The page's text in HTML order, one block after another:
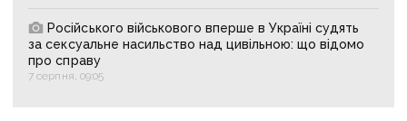
Російського військового вперше в Україні судять
за сексуальне насильство над цивільною: що відомо
про справу
7 серпня, 09:05